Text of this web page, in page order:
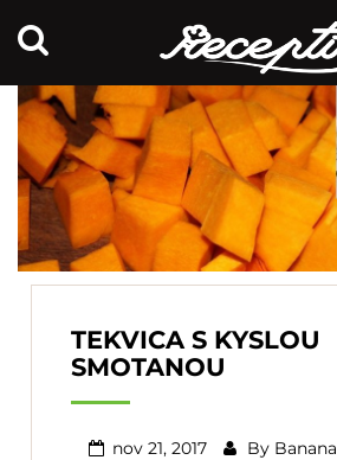
TEKVICA S KYSLOU
SMOTANOU
nov 21, 2017 By Banana